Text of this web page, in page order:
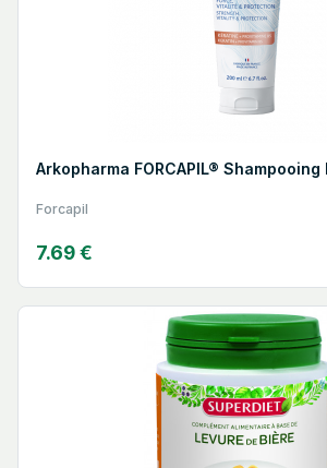
Arkopharma FORCAPIL®
Forcapil
7.69 €